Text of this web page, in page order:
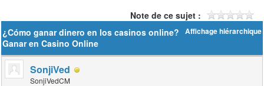
Note de ce sujet :
Affichage hiérarchique
¿Cómo ganar dinero en los casinos online?
Ganar en Casino Online
SonjiVed
SonjiVedCM